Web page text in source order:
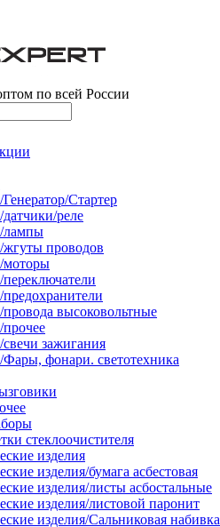
по всей России
Стартер
реле
лампы
жгуты проводов
моторы
высоковольтные
прочее
зажигания
Фары, фонари. светотехника
стеклоочистителя
изделия
изделия/бумага асбестовая
изделия/листы асбостальные
изделия/листовой паронит
изделия/Сальниковая набивка